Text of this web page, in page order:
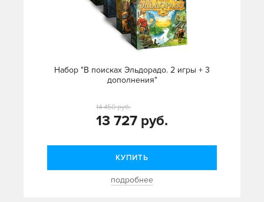
Набор "В поисках Эльдорадо. 2 игры + 3
дополнения"
13 727 руб.
14 450 руб.
КУПИТЬ
подробнее